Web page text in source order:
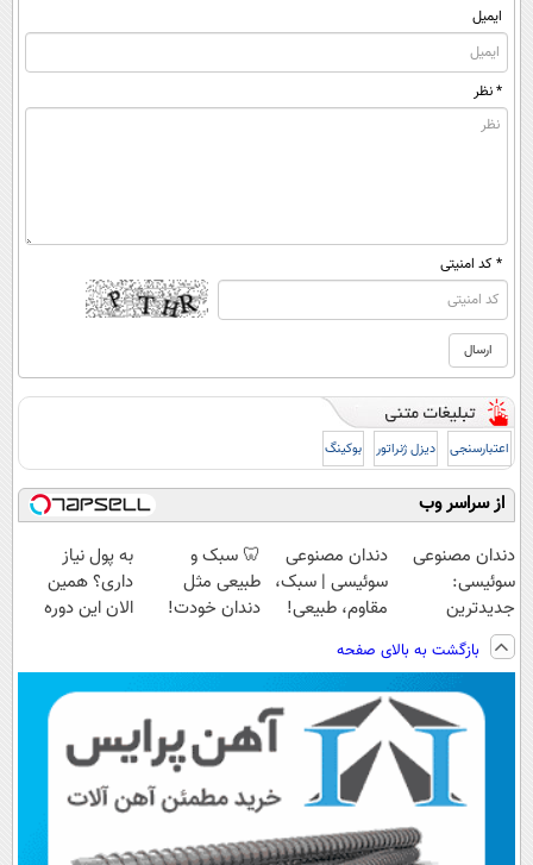
ایمیل
* نظر
* کد امنیتی
اعتبارسنجی دیزل ژنراتور بوکینگ
از سراسر وب
دندان مصنوعی
سوئیسی:
جدیدترین
فناوری اروپا،
سبک و مقاوم |
پرداخت قسطی
دندان مصنوعی
سوئیسی | سبک،
مقاوم، طبیعی!
رایگان+پرداخت
اقساطی😍
🦷 سبک و
طبیعی مثل
دندان خودت!
💳 📍 تهران
به پول نیاز
داری؟ همین
الان این دوره
بازگشت به بالای صفحه